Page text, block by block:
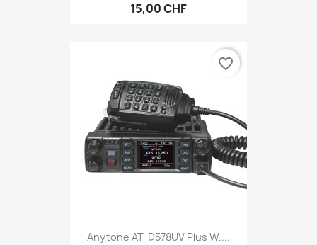
15,00 CHF
Anytone AT-D578UV Plus W....
favorite_border